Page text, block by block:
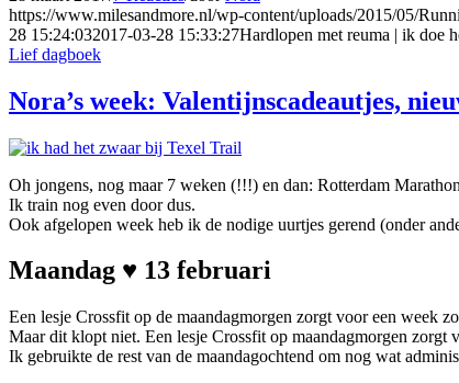
https://www.milesandmore.nl/wp-content/uploads/2015/05/
28 15:24:032017-03-28 15:33:27Hardlopen met reuma | ik doe
Lief dagboek
Nora’s week: Valentijnscadeautjes,
Oh jongens, nog maar 7 weken (!!!) en dan: Rotterdam
Ik train nog even door dus.
Ook afgelopen week heb ik de nodige uurtjes gerend (onder
Maandag ♥ 13 februari
Een lesje Crossfit op de maandagmorgen zorgt voor een week
Maar dit klopt niet. Een lesje Crossfit op maandagmorgen zorgt
Ik gebruikte de rest van de maandagochtend om nog wat